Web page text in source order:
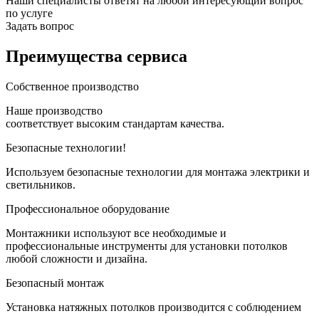
по услуге
Задать вопрос
Преимущества сервиса
Собственное производство
Наше производство
соответствует высоким стандартам качества.
Безопасные технологии!
Используем безопасные технологии для монтажа электрики и
светильников.
Профессиональное оборудование
Монтажники используют все необходимые и
профессиональные инструменты для установки потолков
любой сложности и дизайна.
Безопасный монтаж
Установка натяжных потолков производится с соблюдением